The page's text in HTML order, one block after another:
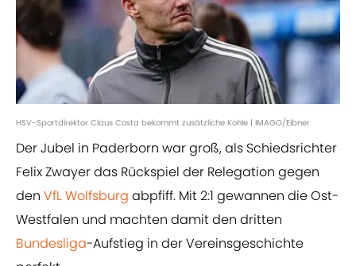
HSV-Sportdirektor Claus Costa bekommt zusätzliche Kohle | IMAGO/Eibner
Der Jubel in Paderborn war groß, als Schiedsrichter
Felix Zwayer das Rückspiel der Relegation gegen
den VfL Wolfsburg abpfiff. Mit 2:1 gewannen die Ost-
Westfalen und machten damit den dritten
Bundesliga-Aufstieg in der Vereinsgeschichte